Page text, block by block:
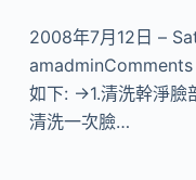
2008年7月12日 –
如下: →1.清洗幹淨臉
清洗一次臉…